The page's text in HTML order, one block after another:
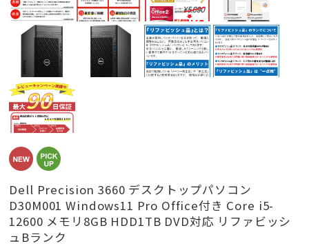
Dell Precision 3660 デスクトップパソコン
D30M001 Windows11 Pro Office付き Core i5-
12600 メモリ8GB HDD1TB DVD対応 リファビッシ
ュBランク